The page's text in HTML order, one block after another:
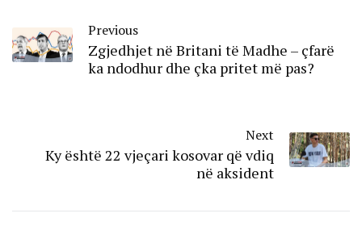
Previous
Zgjedhjet në Britani të Madhe – çfarë
ka ndodhur dhe çka pritet më pas?
Next
Ky është 22 vjeçari kosovar që vdiq
në aksident